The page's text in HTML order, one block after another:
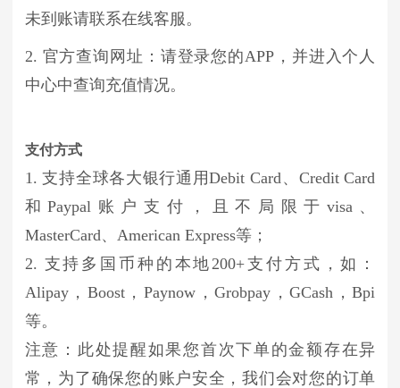
未到账请联系在线客服。
2. 官方查询网址：请登录您的APP，并进入个人
中心中查询充值情况。
支付方式
1. 支持全球各大银行通用Debit Card、Credit Card
和Paypal账户支付，且不局限于visa、
MasterCard、American Express等；
2. 支持多国币种的本地200+支付方式，如：
Alipay，Boost，Paynow，Grobpay，GCash，Bpi
等。
注意：此处提醒如果您首次下单的金额存在异
常，为了确保您的账户安全，我们会对您的订单